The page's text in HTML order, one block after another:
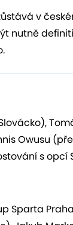
v
nutně
.
Owusu
s
Sparta